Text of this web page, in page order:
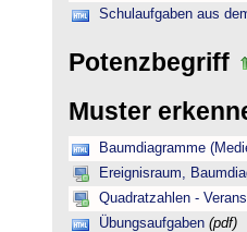
Schulaufgaben aus
Potenzbegriff
Muster
Baumdiagramme
Ereignisraum,
Quadratzahlen -
Übungsaufgaben (pdf)